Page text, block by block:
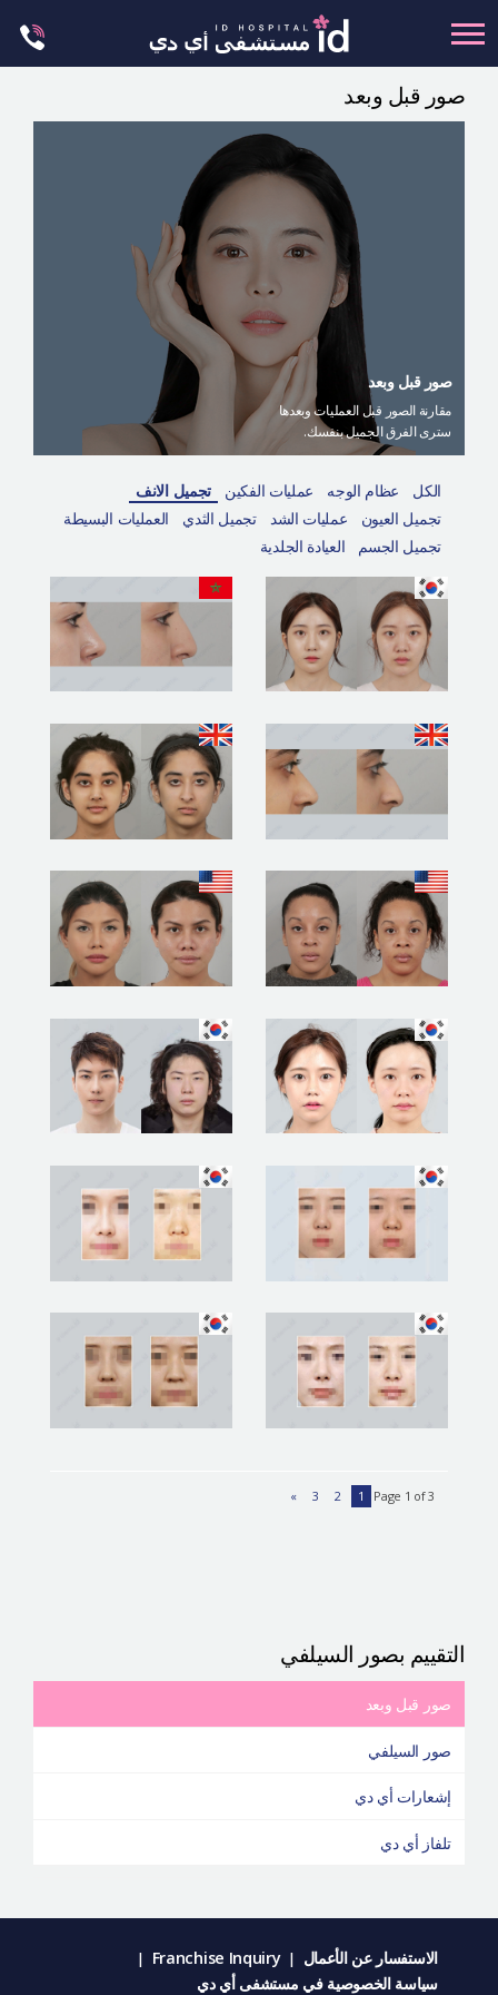
to
content
العيادة الجلدية
التعريف بالمستشفى
العمليات الآمنة
الإستشارة أونلاين
التقييم بصور السيلفي
صور قبل وبعد
صور قبل وبعد
مقارنة الصور قبل العمليات وبعدها
سترى الفرق الجميل بنفسك.
الكل عظام الوجه عمليات الفكين
تجميل الانف
تجميل العيون
عمليات الشد تجميل الثدي
العمليات البسيطة
تجميل الجسم
العيادة الجلدية
Page 1 of 3
1
2
3
»
التقييم بصور السيلفي
صور قبل وبعد
صور السيلفي
إشعارات أي دي
تلفاز أي دي
الاستفسار عن الأعمال |
Franchise Inquiry
|
سياسة الخصوصية في مستشفى أي دي